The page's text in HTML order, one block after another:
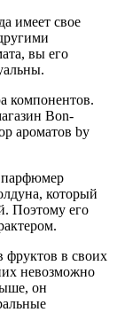
имеет свое
вы его
компонентов.
Bon-
ароматов by
парфюмер
который
Поэтому его
фруктов в своих
невозможно
он